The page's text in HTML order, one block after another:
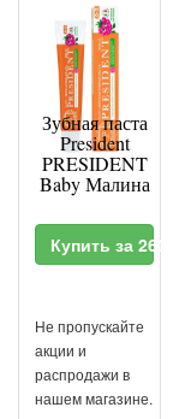
Зубная паста
President
PRESIDENT
Baby Малина
Купить за 260
Не пропускайте
акции и
распродажи в
нашем магазине.